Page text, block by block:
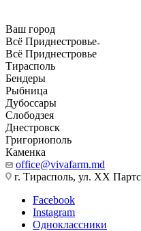
Ваш город
Всё Приднестровье
Всё Приднестровье
Тирасполь
Бендеры
Рыбница
Дубоссары
Слободзея
Днестровск
Григориополь
Каменка
office@vivafarm.md
г. Тирасполь, ул. ХХ
Facebook
Instagram
Одноклассники